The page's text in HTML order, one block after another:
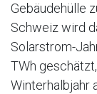
Gebäudehülle
Schweiz wird
Solarstrom-
TWh
Winterhalbjahr